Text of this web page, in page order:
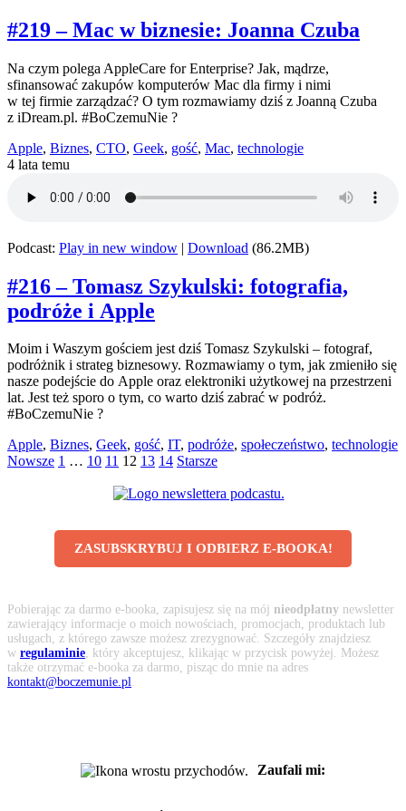
#219 – Mac w biznesie: Joanna Czuba
Na czym polega AppleCare for Enterprise? Jak, mądrze,
sfinansować zakupów komputerów Mac dla firmy i nimi
w tej firmie zarządzać? O tym rozmawiamy dziś z Joanną Czuba
z iDream.pl. #BoCzemuNie ?
Apple, Biznes, CTO, Geek, gość, Mac, technologie
4 lata temu
Podcast: Play in new window | Download (86.2MB)
#216 – Tomasz Szykulski: fotografia,
podróże i Apple
Moim i Waszym gościem jest dziś Tomasz Szykulski – fotograf,
podróżnik i strateg biznesowy. Rozmawiamy o tym, jak zmieniło się
nasze podejście do Apple oraz elektroniki użytkowej na przestrzeni
lat. Jest też sporo o tym, co warto dziś zabrać w podróż.
#BoCzemuNie ?
Apple, Biznes, Geek, gość, IT, podróże, społeczeństwo, technologie
Nowsze 1 … 10 11 12 13 14 Starsze
ZASUBSKRYBUJ I ODBIERZ E-BOOKA!
Pobierając za darmo e-booka, zapisujesz się na mój nieodpłatny newsletter
zawierający informacje o moich nowościach, promocjach, produktach lub
usługach, z którego zawsze możesz zrezygnować. Szczegóły znajdziesz
w regulaminie , który akceptujesz, klikając w przycisk powyżej. Możesz
także otrzymać e-booka za darmo, pisząc do mnie na adres
kontakt@boczemunie.pl
Zaufali mi: